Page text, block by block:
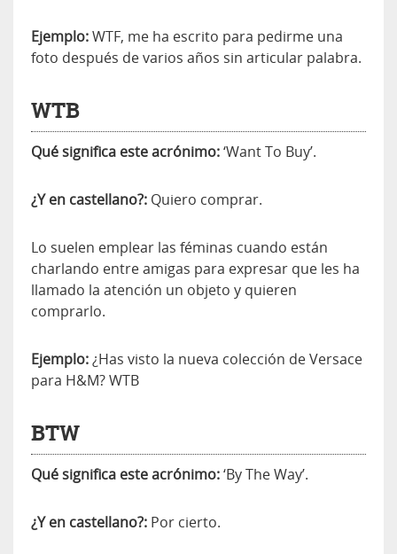
Ejemplo:WTF, me ha escrito para pedirme una
foto después de varios años sin articular palabra.
WTB
Qué significa este acrónimo:‘Want To Buy’.
¿Y en castellano?: Quiero comprar.
Lo suelen emplear las féminas cuando están
charlando entre amigas para expresar que les ha
llamado la atención un objeto y quieren
comprarlo.
Ejemplo:¿Has visto la nueva colección de Versace
para H&M? WTB
BTW
Qué significa este acrónimo:‘By The Way’.
¿Y en castellano?: Por cierto.